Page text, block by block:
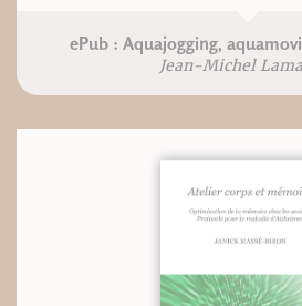
ePub : Aquajogging,
Jean-Michel